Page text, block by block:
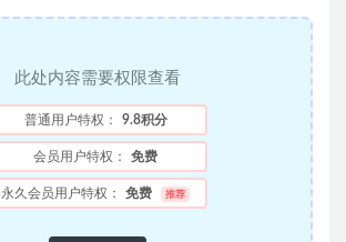
此处内容需要权限查看
普通用户特权： 9.8积分
会员用户特权： 免费
永久会员用户特权： 免费 推荐